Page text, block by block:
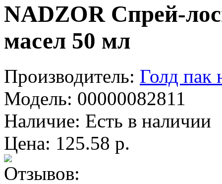
NADZOR Спрей-
масел 50 мл
Производитель: Голд пак
Модель: 00000082811
Наличие: Есть в наличии
Цена: 125.58 р.